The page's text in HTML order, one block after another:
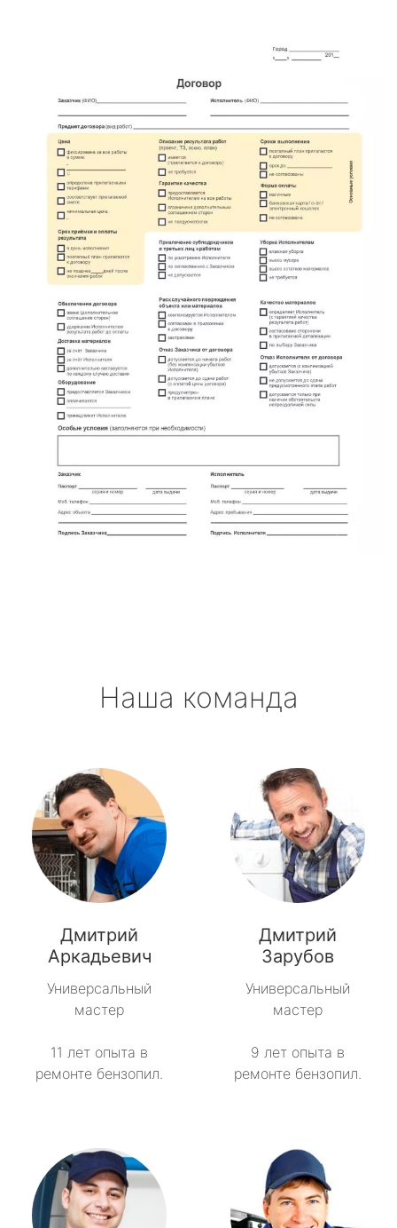
Наша команда
Дмитрий
Аркадьевич
Универсальный
мастер
11 лет опыта в
ремонте бензопил.
Дмитрий
Зарубов
Универсальный
мастер
9 лет опыта в
ремонте бензопил.